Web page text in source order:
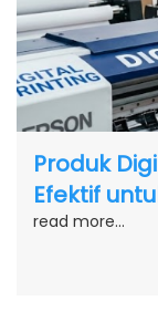
Produk
Efektif
read more...